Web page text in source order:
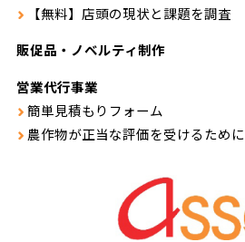
【無料】店頭の現状と課題を調査
販促品・ノベルティ制作
営業代行事業
簡単見積もりフォーム
農作物が正当な評価を受けるために